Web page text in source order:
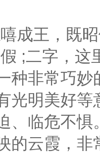
成王，既
;二字，这
种非常巧
光明美好等
、临危不惧
的云霞，